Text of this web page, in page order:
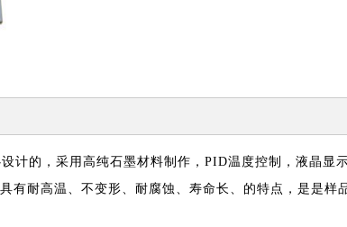
计的，采用高纯石墨材料制作，PID温度控制，液晶显
有耐高温、不变形、耐腐蚀、寿命长、的特点，是是样